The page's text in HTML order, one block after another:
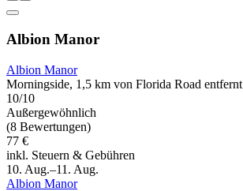
Albion Manor
Albion Manor
Morningside, 1,5 km von Florida Road entfernt
10/10
Außergewöhnlich
(8 Bewertungen)
77 €
inkl. Steuern & Gebühren
10. Aug.–11. Aug.
Albion Manor